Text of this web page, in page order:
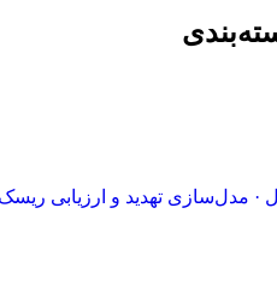
· مدل‌سازی تهدید و ارزیابی